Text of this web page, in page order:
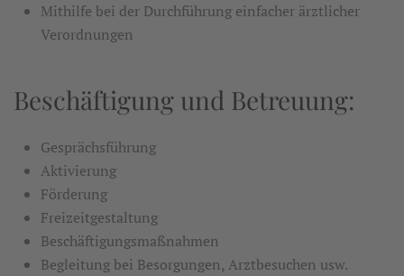
Mithilfe bei der Durchführung einfacher ärztlicher
Verordnungen
Beschäftigung und Betreuung:
Gesprächsführung
Aktivierung
Förderung
Freizeitgestaltung
Beschäftigungsmaßnahmen
Begleitung bei Besorgungen, Arztbesuchen usw.